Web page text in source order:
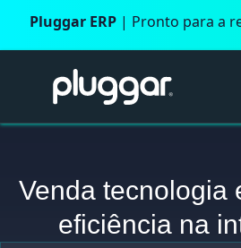
Pluggar ERP | Pronto para a
Venda tecnologia
eficiência na